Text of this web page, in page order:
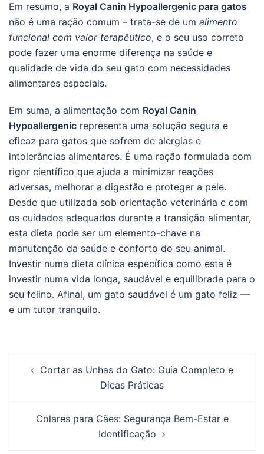
Em resumo, a Royal Canin Hypoallergenic para gatos
não é uma ração comum – trata-se de um alimento
funcional com valor terapêutico, e o seu uso correto
pode fazer uma enorme diferença na saúde e
qualidade de vida do seu gato com necessidades
alimentares especiais.
Em suma, a alimentação com Royal Canin
Hypoallergenic representa uma solução segura e
eficaz para gatos que sofrem de alergias e
intolerâncias alimentares. É uma ração formulada com
rigor científico que ajuda a minimizar reações
adversas, melhorar a digestão e proteger a pele.
Desde que utilizada sob orientação veterinária e com
os cuidados adequados durante a transição alimentar,
esta dieta pode ser um elemento-chave na
manutenção da saúde e conforto do seu animal.
Investir numa dieta clínica específica como esta é
investir numa vida longa, saudável e equilibrada para o
seu felino. Afinal, um gato saudável é um gato feliz —
e um tutor tranquilo.
navigation
Cortar as Unhas do Gato: Guia Completo e
Dicas Práticas
Colares para Cães: Segurança Bem-Estar e
Identificação